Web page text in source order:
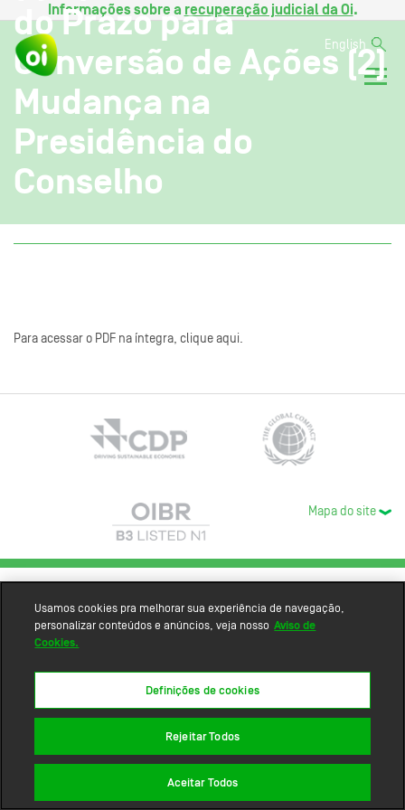
Informações sobre a recuperação judicial da Oi.
English
do Prazo para
Conversão de Ações (2)
Mudança na
Presidência do
Conselho
Para acessar o PDF na íntegra, clique aqui.
Mapa do site
Usamos cookies pra melhorar sua experiência de navegação,
personalizar conteúdos e anúncios, veja nosso Aviso de
Cookies.
Definições de cookies
Rejeitar Todos
Aceitar Todos